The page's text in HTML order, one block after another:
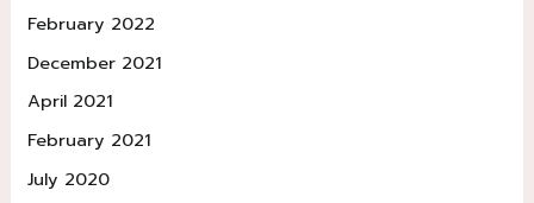
February 2022
December 2021
April 2021
February 2021
July 2020